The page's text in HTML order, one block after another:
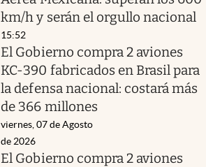
km/h y serán el orgullo nacional
15:52
El Gobierno compra 2 aviones
KC-390 fabricados en Brasil para
la defensa nacional: costará más
de 366 millones
viernes, 07 de Agosto
de 2026
El Gobierno compra 2 aviones